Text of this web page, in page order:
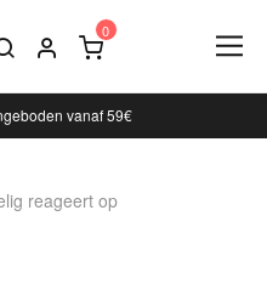
vanaf 59€
reageert op